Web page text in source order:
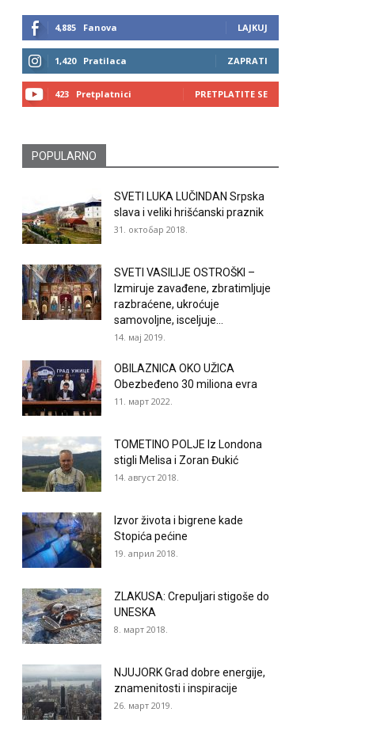
4,885 Fanova LAJKUJ
1,420 Pratilaca ZAPRATI
423 Pretplatnici PRETPLATITE SE
POPULARNO
SVETI LUKA LUČINDAN Srpska
slava i veliki hrišćanski praznik
31. октобар 2018.
SVETI VASILIJE OSTROŠKI –
Izmiruje zavađene, zbratimljuje
razbraćene, ukroćuje
samovoljne, isceljuje...
14. мај 2019.
OBILAZNICA OKO UŽICA
Obezbeđeno 30 miliona evra
11. март 2022.
TOMETINO POLJE Iz Londona
stigli Melisa i Zoran Đukić
14. август 2018.
Izvor života i bigrene kade
Stopića pećine
19. април 2018.
ZLAKUSA: Crepuljari stigoše do
UNESKA
8. март 2018.
NJUJORK Grad dobre energije,
znamenitosti i inspiracije
26. март 2019.